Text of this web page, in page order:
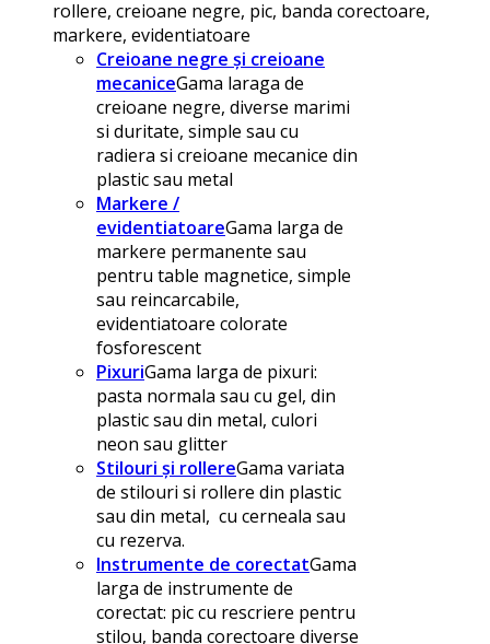
rollere, creioane negre, pic, banda corectoare,
markere, evidentiatoare
Creioane negre și creioane
mecaniceGama laraga de
creioane negre, diverse marimi
si duritate, simple sau cu
radiera si creioane mecanice din
plastic sau metal
Markere /
evidentiatoareGama larga de
markere permanente sau
pentru table magnetice, simple
sau reincarcabile,
evidentiatoare colorate
fosforescent
PixuriGama larga de pixuri:
pasta normala sau cu gel, din
plastic sau din metal, culori
neon sau glitter
Stilouri și rollereGama variata
de stilouri si rollere din plastic
sau din metal, cu cerneala sau
cu rezerva.
Instrumente de corectatGama
larga de instrumente de
corectat: pic cu rescriere pentru
stilou, banda corectoare diverse